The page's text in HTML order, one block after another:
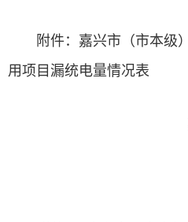
附件：嘉兴市（市本级
用项目漏统电量情况表